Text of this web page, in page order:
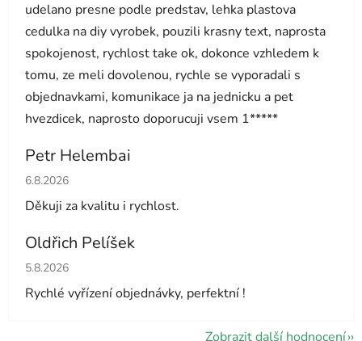
udelano presne podle predstav, lehka plastova
cedulka na diy vyrobek, pouzili krasny text, naprosta
spokojenost, rychlost take ok, dokonce vzhledem k
tomu, ze meli dovolenou, rychle se vyporadali s
objednavkami, komunikace ja na jednicku a pet
hvezdicek, naprosto doporucuji vsem 1*****
Petr Helembai
Hodnocení obchodu je 5 z 5 hvězdiček.
6.8.2026
Děkuji za kvalitu i rychlost.
Oldřich Pelíšek
Hodnocení obchodu je 5 z 5 hvězdiček.
5.8.2026
Rychlé vyřízení objednávky, perfektní !
Zobrazit další hodnocení